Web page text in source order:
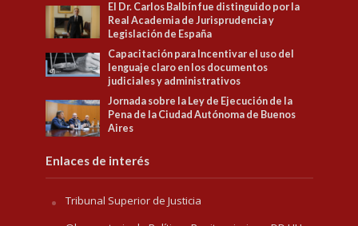
El Dr. Carlos Balbín fue distinguido por la
Real Academia de Jurisprudencia y
Legislación de España
Capacitación para Incentivar el uso del
lenguaje claro en los documentos
judiciales y administrativos
Jornada sobre la Ley de Ejecución de la
Pena de la Ciudad Autónoma de Buenos
Aires
Enlaces de interés
Tribunal Superior de Justicia